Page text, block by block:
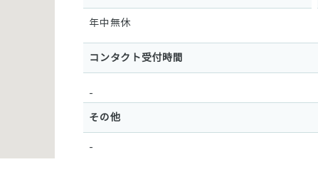
年中無休
コンタクト受付時間
-
その他
-